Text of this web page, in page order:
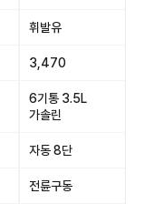
휘발유
3,470
6기통 3.5L
가솔린
자동 8단
전륜구동